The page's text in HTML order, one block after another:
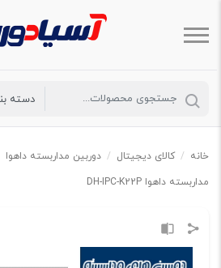
خانه / کالای دیجیتال / دوربین مداربسته داهوا
مداربسته داهوا DH-IPC-K22P